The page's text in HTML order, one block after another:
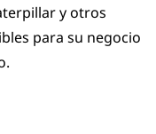
y otros
para su negocio